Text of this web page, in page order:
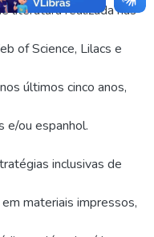
literatura realizada nas
of Science, Lilacs e
últimos cinco anos,
e/ou espanhol.
inclusivas de
materiais impressos,